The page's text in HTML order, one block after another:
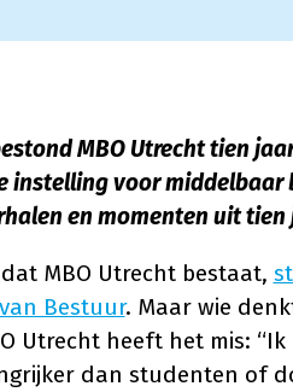
MBO Utrecht tien
instelling voor middelbaar
en momenten uit tien
MBO Utrecht bestaat,
Bestuur. Maar wie
Utrecht heeft het mis:
dan studenten of